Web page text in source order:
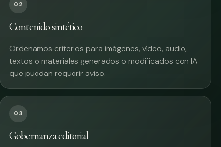
02
Contenido sintético
Ordenamos criterios para imágenes, vídeo, audio,
textos o materiales generados o modificados con IA
que puedan requerir aviso.
03
Gobernanza editorial